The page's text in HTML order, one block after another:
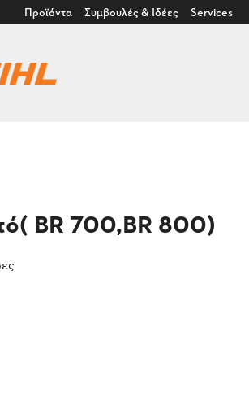
Προϊόντα Συμβουλές & Ιδέες Services
BR 700,BR 800)